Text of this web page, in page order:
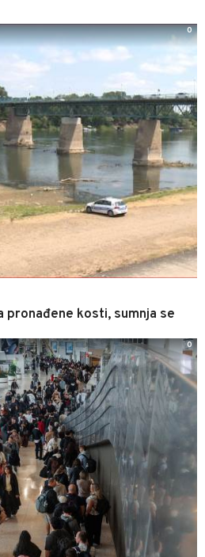
pronađene kosti, sumnja se
0
0